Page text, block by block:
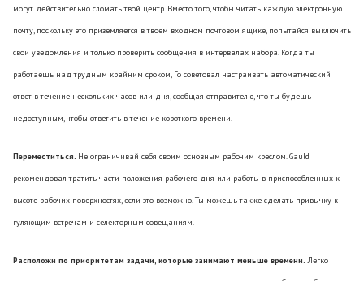
могут действительно сломать твой центр. Вместо того, чтобы читать каждую электронную
почту, поскольку это приземляется в твоем входном почтовом ящике, попытайся выключить
свои уведомления и только проверить сообщения в интервалах набора. Когда ты
работаешь над трудным крайним сроком, Го советовал настраивать автоматический
ответ в течение нескольких часов или дня, сообщая отправителю, что ты будешь
недоступным, чтобы ответить в течение короткого времени.
Переместиться. Не ограничивай себя своим основным рабочим креслом. Gauld
рекомендовал тратить части положения рабочего дня или работы в приспособленных к
высоте рабочих поверхностях, если это возможно. Ты можешь также сделать привычку к
гуляющим встречам и селекторным совещаниям.
Расположи по приоритетам задачи, которые занимают меньше времени. Легко